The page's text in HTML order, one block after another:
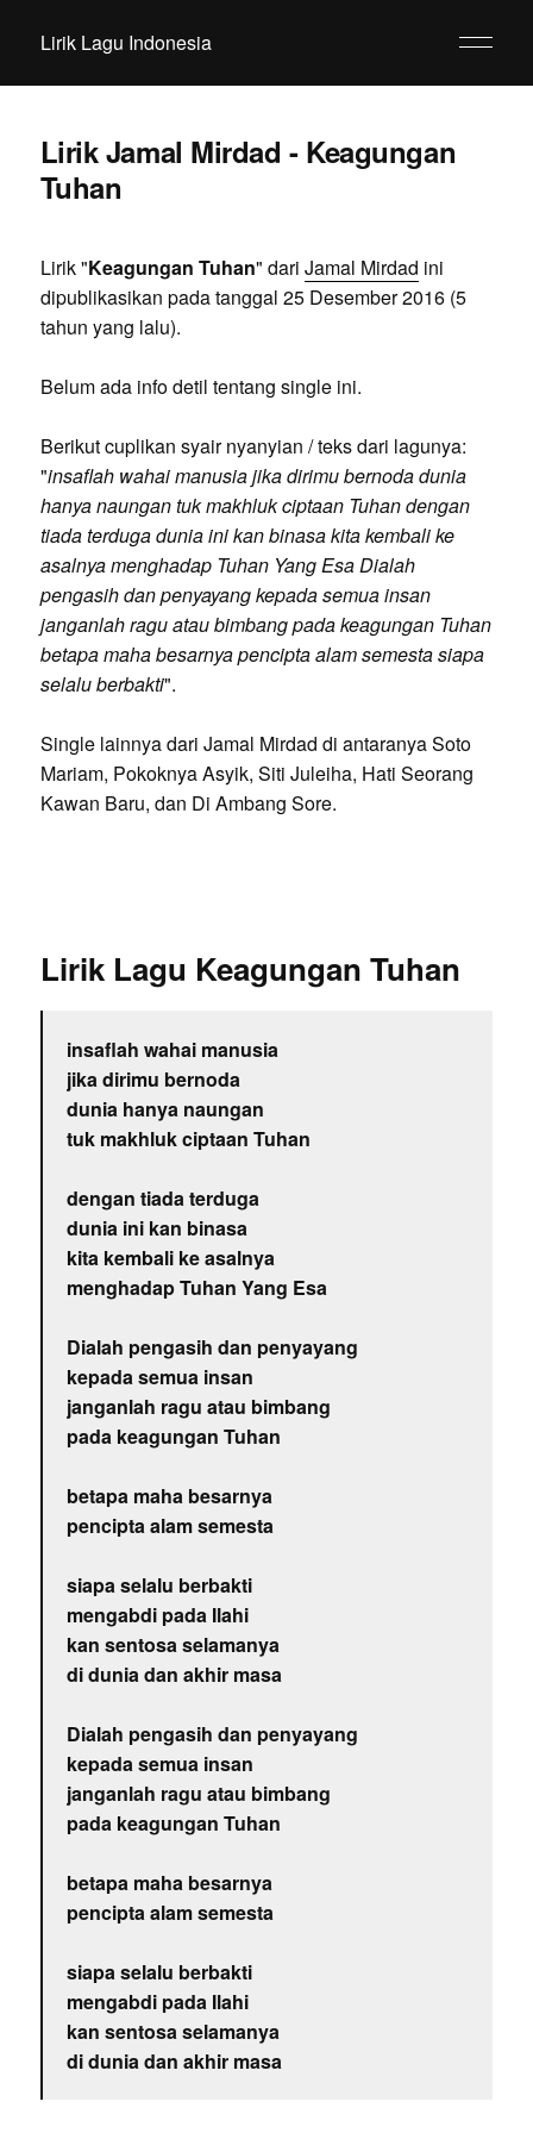
Lirik Lagu Indonesia
Lirik Jamal Mirdad - Keagungan
Tuhan
Lirik "Keagungan Tuhan" dari Jamal Mirdad ini
dipublikasikan pada tanggal 25 Desember 2016 (5
tahun yang lalu).
Belum ada info detil tentang single ini.
Berikut cuplikan syair nyanyian / teks dari lagunya:
"insaflah wahai manusia jika dirimu bernoda dunia
hanya naungan tuk makhluk ciptaan Tuhan dengan
tiada terduga dunia ini kan binasa kita kembali ke
asalnya menghadap Tuhan Yang Esa Dialah
pengasih dan penyayang kepada semua insan
janganlah ragu atau bimbang pada keagungan Tuhan
betapa maha besarnya pencipta alam semesta siapa
selalu berbakti".
Single lainnya dari Jamal Mirdad di antaranya Soto
Mariam, Pokoknya Asyik, Siti Juleiha, Hati Seorang
Kawan Baru, dan Di Ambang Sore.
Lirik Lagu Keagungan Tuhan
insaflah wahai manusia
jika dirimu bernoda
dunia hanya naungan
tuk makhluk ciptaan Tuhan
dengan tiada terduga
dunia ini kan binasa
kita kembali ke asalnya
menghadap Tuhan Yang Esa
Dialah pengasih dan penyayang
kepada semua insan
janganlah ragu atau bimbang
pada keagungan Tuhan
betapa maha besarnya
pencipta alam semesta
siapa selalu berbakti
mengabdi pada Ilahi
kan sentosa selamanya
di dunia dan akhir masa
Dialah pengasih dan penyayang
kepada semua insan
janganlah ragu atau bimbang
pada keagungan Tuhan
betapa maha besarnya
pencipta alam semesta
siapa selalu berbakti
mengabdi pada Ilahi
kan sentosa selamanya
di dunia dan akhir masa